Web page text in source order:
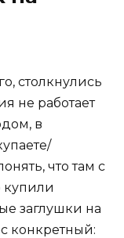
столкнулись
не работает
в
что там с
купили
заглушки на
конкретный: